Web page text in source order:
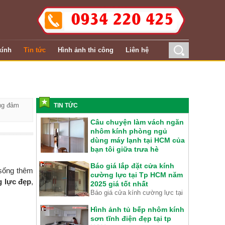
Tin tức Hình ảnh thi công Liên hệ
đảm
thêm
lực đẹp,
TIN TỨC
Câu chuyện làm vách ngăn
nhôm kính phòng ngủ
dùng máy lạnh tại HCM của
bạn tôi giữa trưa hè
chuyện làm vách ngăn nhôm
kính phòng ngủ dùng máy lạnh
giữa tôi và bạn thân tại quán cà
phê giữa trưa hè tại HCM với
Báo giá lắp đặt cửa kính
cường lực tại Tp HCM năm
2025 giá tốt nhất
Báo giá cửa kính cường lực tại
tranh nhất. Bạn đang cần thi
công một bộ cửa kính cường
Hình ảnh tủ bếp nhôm kính
sơn tĩnh điện đẹp tại tp